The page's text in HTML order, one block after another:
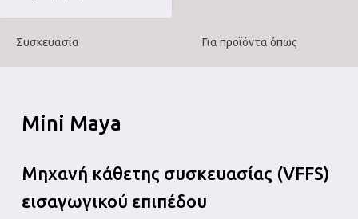
Συσκευασία Για προϊόντα όπως
Μini Μaya
Μηχανή κάθετης συσκευασίας (VFFS)
εισαγωγικού επιπέδου